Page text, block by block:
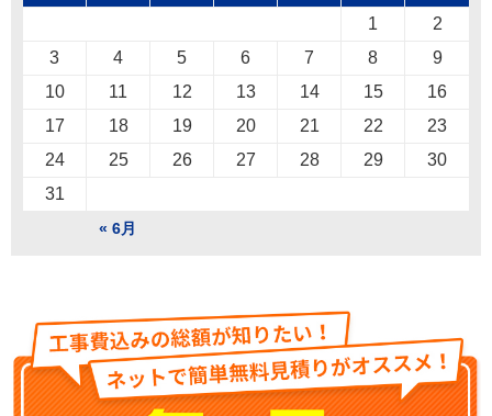
« 6月
1
2
3
4 5 6 7 8
9
10
11 12 13 14 15
16
17
18 19 20 21 22
23
24
25 26 27 28 29
30
31